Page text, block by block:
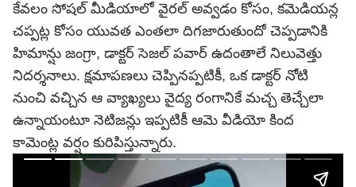
కేవలం సోషల్ మీడియాలో వైరల్ అవ్వడం కోసం, కమెడియన్ల
చప్పట్ల కోసం యువత ఎంతలా దిగజారుతుందో చెప్పడానికి
హిమాన్షు జంగ్రా, డాక్టర్ సెజల్ పవార్ ఉదంతాలే నిలువెత్తు
నిదర్శనాలు. క్షమాపణలు చెప్పినప్పటికీ, ఒక డాక్టర్ నోటి
నుంచి వచ్చిన ఆ వ్యాఖ్యలు వైద్య రంగానికే మచ్చ తెచ్చేలా
ఉన్నాయంటూ నెటిజన్లు ఇప్పటికీ ఆమె వీడియో కింద
కామెంట్ల వర్షం కురిపిస్తున్నారు.